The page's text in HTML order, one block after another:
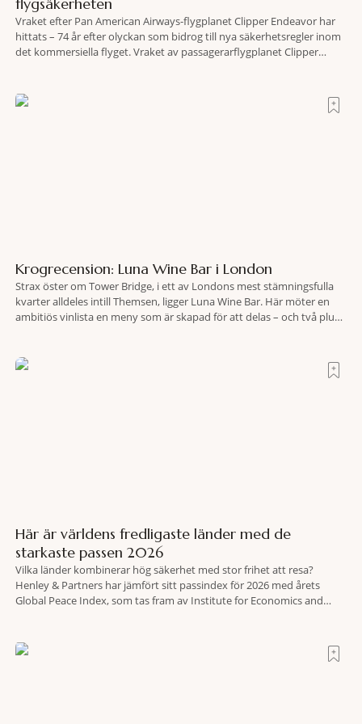
flygsäkerheten
Vraket efter Pan American Airways-flygplanet Clipper Endeavor har
hittats – 74 år efter olyckan som bidrog till nya säkerhetsregler inom
det kommersiella flyget. Vraket av passagerarflygplanet Clipper
lokaliserades den 2 juni i år med hjälp
Krogrecension: Luna Wine Bar i London
Strax öster om Tower Bridge, i ett av Londons mest stämningsfulla
kvarter alldeles intill Themsen, ligger Luna Wine Bar. Här möter en
ambitiös vinlista en meny som är skapad för att delas – och två plus
Här är världens fredligaste länder med de
starkaste passen 2026
Vilka länder kombinerar hög säkerhet med stor frihet att resa?
Henley & Partners har jämfört sitt passindex för 2026 med årets
Global Peace Index, som tas fram av Institute for Economics and